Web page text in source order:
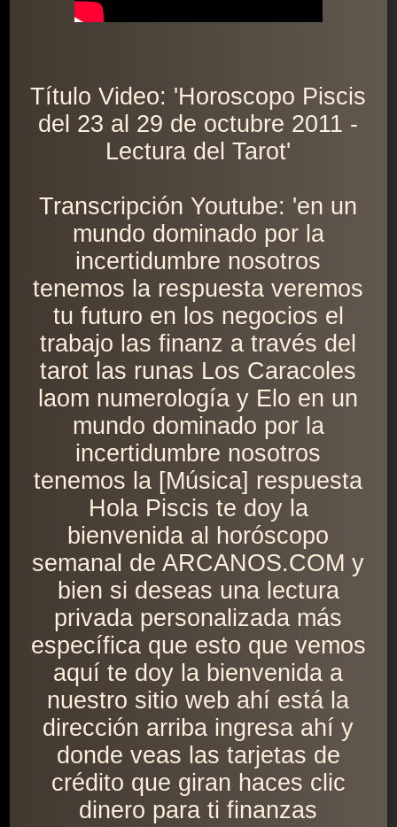
Título Video: 'Horoscopo Piscis
del 23 al 29 de octubre 2011 -
Lectura del Tarot'
Transcripción Youtube: 'en un
mundo dominado por la
incertidumbre nosotros
tenemos la respuesta veremos
tu futuro en los negocios el
trabajo las finanz a través del
tarot las runas Los Caracoles
laom numerología y Elo en un
mundo dominado por la
incertidumbre nosotros
tenemos la [Música] respuesta
Hola Piscis te doy la
bienvenida al horóscopo
semanal de ARCANOS.COM y
bien si deseas una lectura
privada personalizada más
específica que esto que vemos
aquí te doy la bienvenida a
nuestro sitio web ahí está la
dirección arriba ingresa ahí y
donde veas las tarjetas de
crédito que giran haces clic
dinero para ti finanzas